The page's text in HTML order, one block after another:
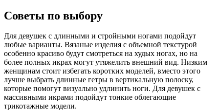
Советы по выбору
Для девушек с длинными и стройными ногами подойдут
любые варианты. Вязаные изделия с объемной текстурой
особенно красиво будут смотреться на худых ногах, но на
более полных икрах могут утяжелить внешний вид. Низким
женщинам стоит избегать коротких моделей, вместо этого
лучше выбрать длинные гетры в вертикальную полоску,
которые помогут визуально удлинить ноги. Для девушек с
массивными икрами подойдут тонкие облегающие
трикотажные модели.